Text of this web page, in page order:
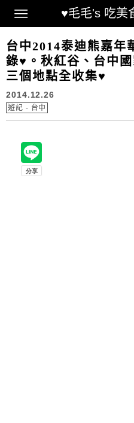
♥毛毛's 吃美
Main Menu
台中2014泰迪熊嘉年
錄♥。秋紅谷、台中
三個地點全收集♥
2014.12.26
遊記 - 台中